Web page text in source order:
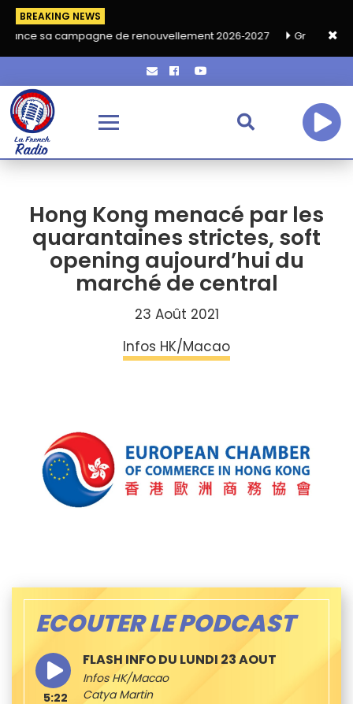
BREAKING NEWS
campagne de renouvellement 2026‑2027 Grand café de
Hong Kong menacé par les
quarantaines strictes, soft
opening aujourd’hui du
marché de central
23 Août 2021
Infos HK/Macao
ECOUTER LE PODCAST
FLASH INFO DU LUNDI 23 AOUT
Infos HK/Macao
Catya Martin
5:22